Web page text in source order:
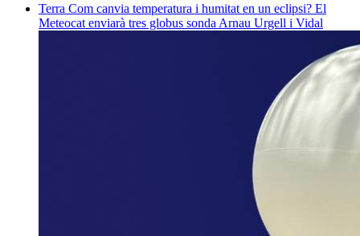
Terra Com canvia temperatura i humitat en un eclipsi? El
Meteocat enviarà tres globus sonda Arnau Urgell i Vidal